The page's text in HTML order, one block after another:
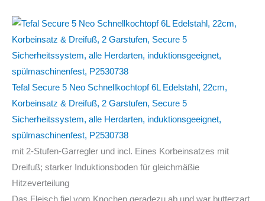
Tefal Secure 5 Neo Schnellkochtopf 6L Edelstahl, 22cm,
Korbeinsatz & Dreifuß, 2 Garstufen, Secure 5
Sicherheitssystem, alle Herdarten, induktionsgeeignet,
spülmaschinenfest, P2530738
mit 2-Stufen-Garregler und incl. Eines Korbeinsatzes mit
Dreifuß; starker Induktionsboden für gleichmäßie
Hitzeverteilung